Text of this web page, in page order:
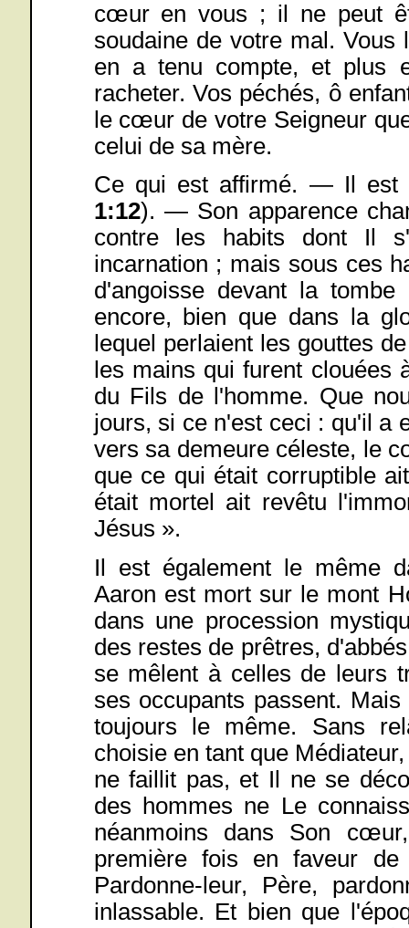
cœur en vous ; il ne peut
soudaine de votre mal.
en a tenu compte, et plus
racheter. Vos péchés, ô
le cœur de votre Seigneur
celui de sa mère.
Ce qui est affirmé. — Il est
1:12). — Son apparence
contre les habits dont Il
incarnation ; mais sous ces
d'angoisse devant la
encore, bien que dans la
lequel perlaient les gouttes
les mains qui furent
du Fils de l'homme. Que
jours, si ce n'est ceci : qu'il a
vers sa demeure céleste, le
que ce qui était corruptible
était mortel ait revêtu
Jésus ».
Il est également le même
Aaron est mort sur le mont
dans une procession
des restes de prêtres,
se mêlent à celles de leurs
ses occupants passent.
toujours le même. Sans
choisie en tant que
ne faillit pas, et Il ne se
des hommes ne Le
néanmoins dans Son
première fois en faveur
Pardonne-leur, Père,
inlassable. Et bien que